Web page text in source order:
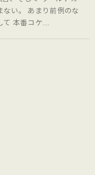
ない。 あまり前例のな
て 本番コケ…